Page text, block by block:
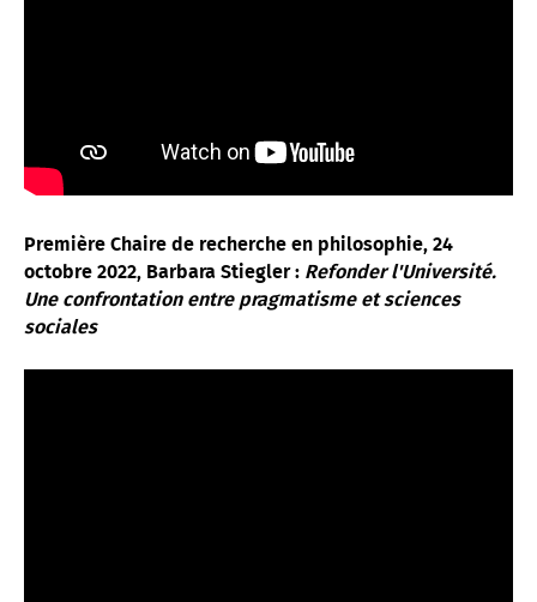
Première Chaire de recherche en philosophie, 24
octobre 2022, Barbara Stiegler : Refonder l'Université.
Une confrontation entre pragmatisme et sciences
sociales